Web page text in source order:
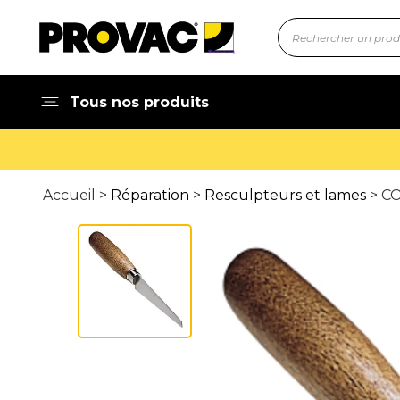
Tous nos produits
Accueil > Réparation > Resculpteurs et lames >